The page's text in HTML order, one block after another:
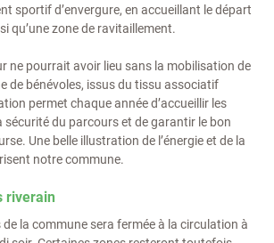
sportif d’envergure, en accueillant le départ
qu’une zone de ravitaillement.
ne pourrait avoir lieu sans la mobilisation de
de bénévoles, issus du tissu associatif
permet chaque année d’accueillir les
sécurité du parcours et de garantir le bon
Une belle illustration de l’énergie et de la
notre commune.
riverain
la commune sera fermée à la circulation à